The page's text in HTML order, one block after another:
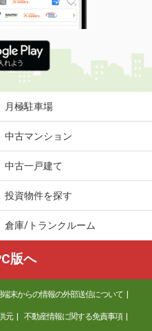
月極駐車場
中古マンション
中古一戸建て
投資物件を探す
倉庫/トランクルーム
版へ
末からの情報の外部送信について
元 不動産情報に関する免責事項